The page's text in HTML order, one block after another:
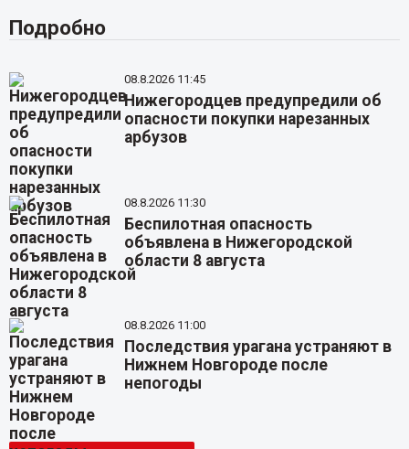
Подробно
08.8.2026 11:45
Нижегородцев предупредили об
опасности покупки нарезанных
арбузов
08.8.2026 11:30
Беспилотная опасность
объявлена в Нижегородской
области 8 августа
08.8.2026 11:00
Последствия урагана устраняют в
Нижнем Новгороде после
непогоды